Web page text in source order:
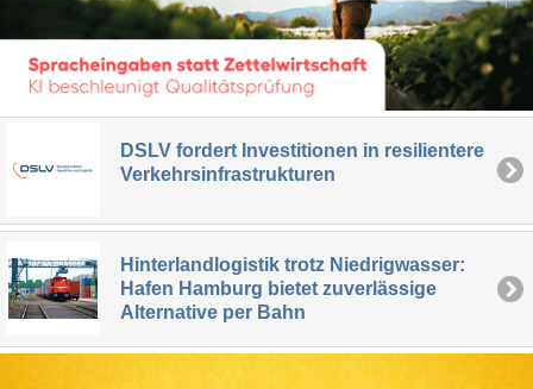
DSLV fordert Investitionen in resilientere
Verkehrsinfrastrukturen
Hinterlandlogistik trotz Niedrigwasser:
Hafen Hamburg bietet zuverlässige
Alternative per Bahn